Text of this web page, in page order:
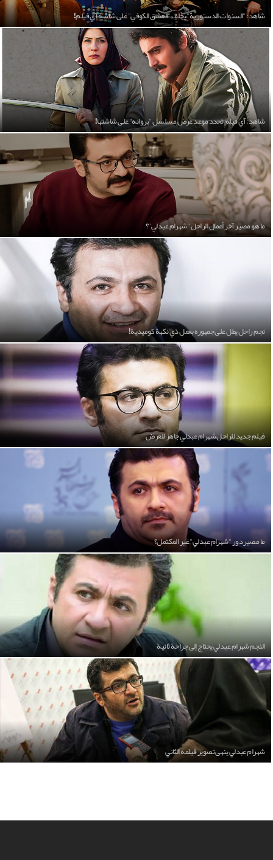
شاهد: "السنوات الدستورية" يخلف "العشق الكوفي" على شاشة آي فيلم!
شاهد: آي فيلم تحدد موعد عرض مسلسل "بروانه" على شاشتها!
ما هو مصير آخر أعمال الراحل "شهرام عبدلي"؟
نجم راحل يطل على جمهوره بعمل ذي نكهة كوميدية!
فيلم جديد للراحل شهرام عبدلي جاهز للعرض
ما مصير دور "شهرام عبدلي" غير المكتمل؟
النجم شهرام عبدلي يحتاج إلى جراحة ثانية
شهرام عبدلي ينهى تصوير فيلمه الثاني